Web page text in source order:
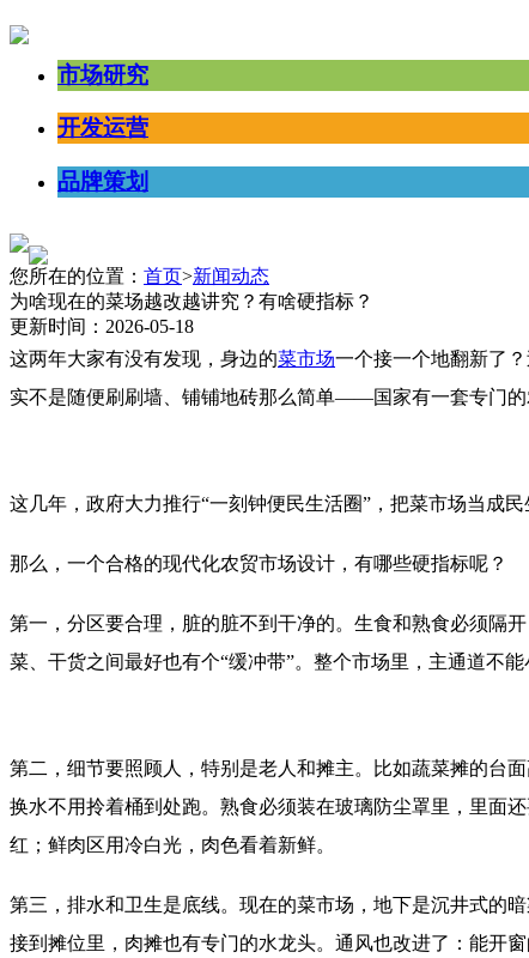
市场研究
开发运营
品牌策划
您所在的位置： 首页>新闻动态
为啥现在的菜场越改越讲究？有啥硬指标？
更新时间：2026-05-18
这两年大家有没有发现，身边的菜市场一个接一个地翻新了
实不是随便刷刷墙、铺铺地砖那么简单——国家有一套专门的
这几年，政府大力推行“一刻钟便民生活圈”，把菜市场当成
那么，一个合格的现代化农贸市场设计，有哪些硬指标呢？
第一，分区要合理，脏的脏不到干净的。生食和熟食必须隔
菜、干货之间最好也有个“缓冲带”。整个市场里，主通道不
第二，细节要照顾人，特别是老人和摊主。比如蔬菜摊的台
换水不用拎着桶到处跑。熟食必须装在玻璃防尘罩里，里面
红；鲜肉区用冷白光，肉色看着新鲜。
第三，排水和卫生是底线。现在的菜市场，地下是沉井式的
接到摊位里，肉摊也有专门的水龙头。通风也改进了：能开